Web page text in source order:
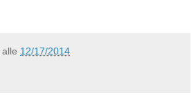
alle 12/17/2014